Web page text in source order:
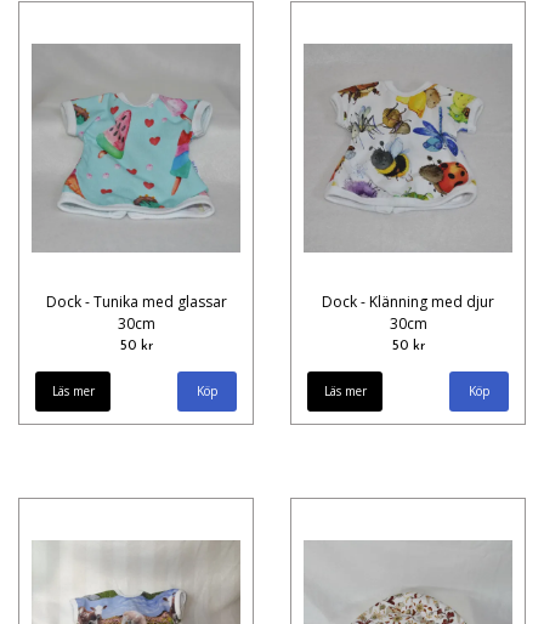
Dock - Tunika med glassar
30cm
50 kr
Läs mer
Dock - Klänning med djur
30cm
50 kr
Läs mer